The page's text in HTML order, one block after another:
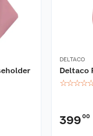
DELTACO
Deltaco
☆☆☆☆
399 00